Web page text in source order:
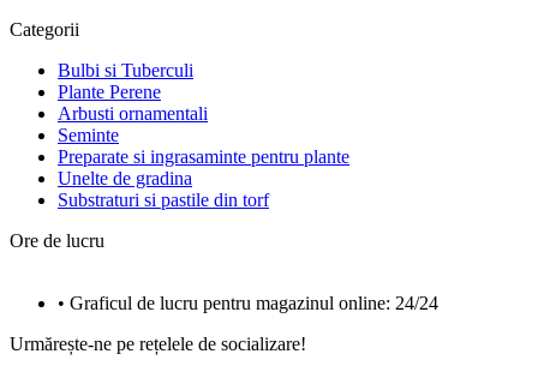
Categorii
Bulbi si Tuberculi
Plante Perene
Arbusti ornamentali
Seminte
Preparate si ingrasaminte pentru plante
Unelte de gradina
Substraturi si pastile din torf
Ore de lucru
• Graficul de lucru pentru magazinul online: 24/24
Urmărește-ne pe rețelele de socializare!